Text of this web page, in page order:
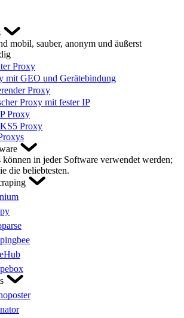
mobil, sauber, anonym und äußerst
Proxy
mit GEO und Gerätebindung
Proxy
Proxy mit fester IP
Proxy
Proxy
in jeder Software verwendet werden;
die beliebtesten.